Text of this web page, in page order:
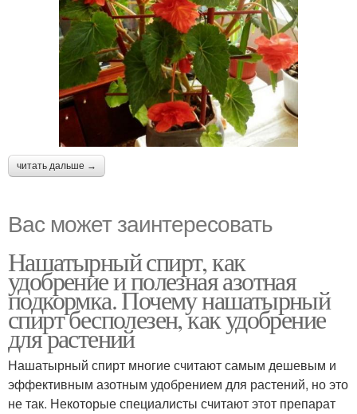
читать дальше →
Вас может заинтересовать
Нашатырный спирт, как
удобрение и полезная азотная
подкормка. Почему нашатырный
спирт бесполезен, как удобрение
для растений
Нашатырный спирт многие считают самым дешевым и
эффективным азотным удобрением для растений, но это
не так. Некоторые специалисты считают этот препарат